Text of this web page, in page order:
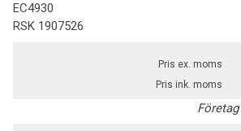
EC4930
RSK 1907526
Pris ex. moms
Pris ink. moms